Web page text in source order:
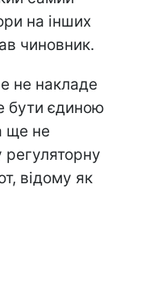
на інших
чиновник.
не накладе
бути єдиною
ще не
відому як